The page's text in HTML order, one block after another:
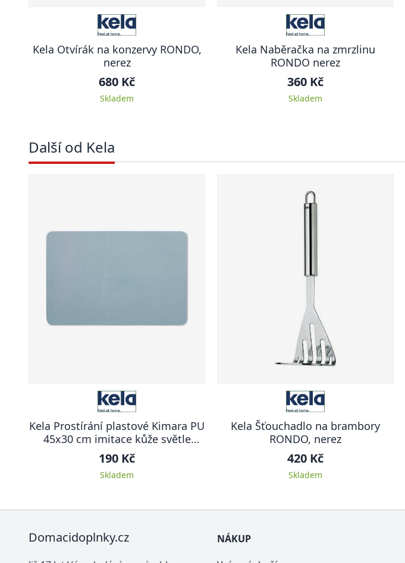
Kela Otvírák na konzervy RONDO,
nerez
680 Kč
Skladem
Kela Naběračka na zmrzlinu
RONDO nerez
360 Kč
Skladem
Další od Kela
Kela Prostírání plastové Kimara PU
45x30 cm imitace kůže světle
modrá
190 Kč
Skladem
Kela Šťouchadlo na brambory
RONDO, nerez
420 Kč
Skladem
Domacidoplnky.cz
NÁKUP